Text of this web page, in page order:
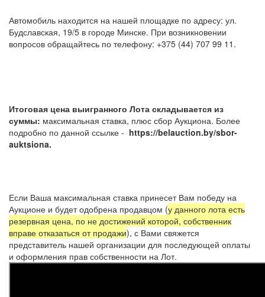
Автомобиль находится на нашей площадке по адресу: ул.
Будславская, 19/5 в городе Минске. При возникновении
вопросов обращайтесь по телефону: +375 (44) 707 99 11.
Итоговая цена выигранного Лота складывается из
суммы: максимальная ставка, плюс сбор Аукциона. Более
подробно по данной ссылке - https://belauction.by/sbor-
auktsiona.
Если Ваша максимальная ставка принесет Вам победу на
Аукционе и будет одобрена продавцом (у данного лота есть
резервная цена, по не достижений которой, собственник
вправе отказаться от продажи), с Вами свяжется
представитель нашей организации для последующей оплаты
и оформления прав собственности на Лот.